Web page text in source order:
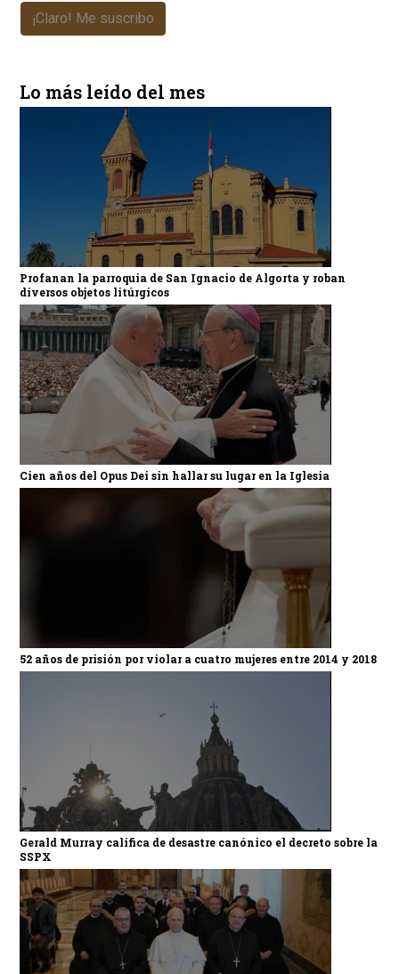
¡Claro! Me suscribo
Lo más leído del mes
Profanan la parroquia de San Ignacio de Algorta y roban
diversos objetos litúrgicos
Cien años del Opus Dei sin hallar su lugar en la Iglesia
52 años de prisión por violar a cuatro mujeres entre 2014 y 2018
Gerald Murray califica de desastre canónico el decreto sobre la
SSPX